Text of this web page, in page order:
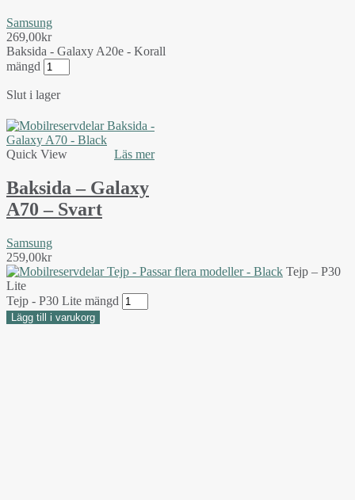
Samsung
269,00kr
Baksida - Galaxy A20e - Korall
mängd
Slut i lager
Quick View Läs mer
Baksida – Galaxy
A70 – Svart
Samsung
259,00kr
Tejp – P30
Lite
Tejp - P30 Lite mängd
Lägg till i varukorg